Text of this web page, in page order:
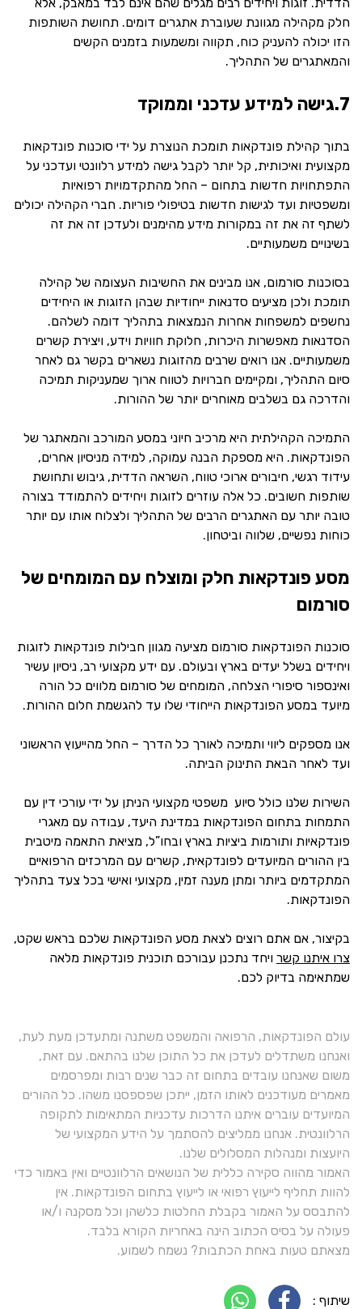
חלק מקהילה מגוונת שעוברת אתגרים דומים. תחושת השותפות
הזו יכולה להעניק כוח, תקווה ומשמעות בזמנים הקשים
והמאתגרים של התהליך.
7.גישה למידע עדכני וממוקד
בתוך קהילת פונדקאות תומכת הנוצרת על ידי סוכנות פונדקאות
מקצועית ואיכותית, קל יותר לקבל גישה למידע רלוונטי ועדכני על
התפתחויות חדשות בתחום – החל מהתקדמויות רפואיות
ומשפטיות ועד לגישות חדשות בטיפולי פוריות. חברי הקהילה יכולים
לשתף זה את זה במקורות מידע מהימנים ולעדכן זה את זה
בשינויים משמעותיים.
בסוכנות סורמום, אנו מבינים את החשיבות העצומה של קהילה
תומכת ולכן מציעים סדנאות ייחודיות שבהן הזוגות או היחידים
נחשפים למשפחות אחרות הנמצאות בתהליך דומה לשלהם.
הסדנאות מאפשרות היכרות, חלוקת חוויות וידע, ויצירת קשרים
משמעותיים. אנו רואים שרבים מהזוגות נשארים בקשר גם לאחר
סיום התהליך, ומקיימים חברויות לטווח ארוך שמעניקות תמיכה
והדרכה גם בשלבים מאוחרים יותר של ההורות.
התמיכה הקהילתית היא מרכיב חיוני במסע המורכב והמאתגר של
הפונדקאות. היא מספקת הבנה עמוקה, למידה מניסיון אחרים,
עידוד רגשי, חיבורים ארוכי טווח, השראה הדדית, גיבוש ותחושת
שותפות חשובים. כל אלה עוזרים לזוגות ויחידים להתמודד בצורה
טובה יותר עם האתגרים הרבים של התהליך ולצלוח אותו עם יותר
כוחות נפשיים, שלווה וביטחון.
מסע פונדקאות חלק ומוצלח עם המומחים של
סורמום
סוכנות הפונדקאות סורמום מציעה מגוון חבילות פונדקאות לזוגות
ויחידים בשלל יעדים בארץ ובעולם. עם ידע מקצועי רב, ניסיון עשיר
ואינספור סיפורי הצלחה, המומחים של סורמום מלווים כל הורה
מיועד במסע הפונדקאות הייחודי שלו עד להגשמת חלום ההורות.
אנו מספקים ליווי ותמיכה לאורך כל הדרך – החל מהייעוץ הראשוני
ועד לאחר הבאת התינוק הביתה.
השירות שלנו כולל סיוע משפטי מקצועי הניתן על ידי עורכי דין עם
התמחות בתחום הפונדקאות במדינת היעד, עבודה עם מאגרי
פונדקאיות ותורמות ביציות בארץ ובחו”ל, מציאת התאמה מיטבית
בין ההורים המיועדים לפונדקאית, קשרים עם המרכזים הרפואיים
המתקדמים ביותר ומתן מענה זמין, מקצועי ואישי בכל צעד בתהליך
הפונדקאות.
בקיצור, אם אתם רוצים לצאת מסע הפונדקאות שלכם בראש שקט,
צרו איתנו קשר ויחד נתכנן עבורכם תוכנית פונדקאות מלאה
שמתאימה בדיוק לכם.
עולם הפונדקאות, הרפואה והמשפט משתנה ומתעדכן מעת לעת,
ואנחנו משתדלים לעדכן את כל התוכן שלנו בהתאם. עם זאת,
משום שאנחנו עובדים בתחום זה כבר שנים רבות ומפרסמים
מאמרים מעודכנים לאותו הזמן, ייתכן שפספסנו משהו. כל ההורים
המיועדים עוברים איתנו הדרכות עדכניות המתאימות לתקופה
הרלוונטית. אנחנו ממליצים להסתמך על הידע המקצועי של
היועצות ומנהלות המסלולים שלנו.
האמור מהווה סקירה כללית של הנושאים הרלוונטיים ואין באמור כדי
להוות תחליף לייעוץ רפואי או לייעוץ בתחום הפונדקאות. אין
להתבסס על האמור בקבלת החלטות כלשהן וכל מסקנה ו/או
פעולה על בסיס הכתוב הינה באחריות הקורא בלבד.
מצאתם טעות באחת הכתבות? נשמח לשמוע.
שיתוף :